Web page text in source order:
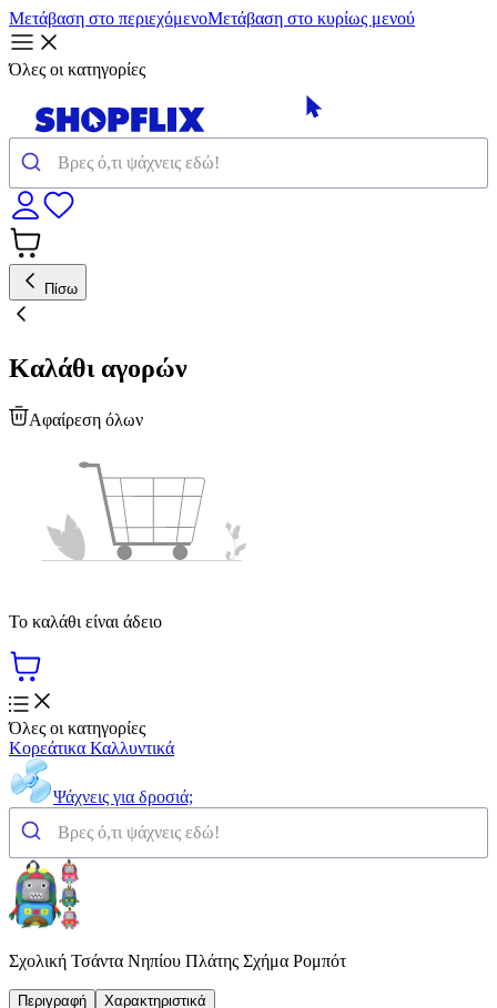
Μετάβαση στο περιεχόμενοΜετάβαση στο κυρίως μενού
Όλες οι κατηγορίες
Πίσω
Καλάθι αγορών
Αφαίρεση όλων
Το καλάθι είναι άδειο
Όλες οι κατηγορίες
Κορεάτικα Καλλυντικά
Ψάχνεις για δροσιά;
Σχολική Τσάντα Νηπίου Πλάτης Σχήμα Ρομπότ
Περιγραφή Χαρακτηριστικά